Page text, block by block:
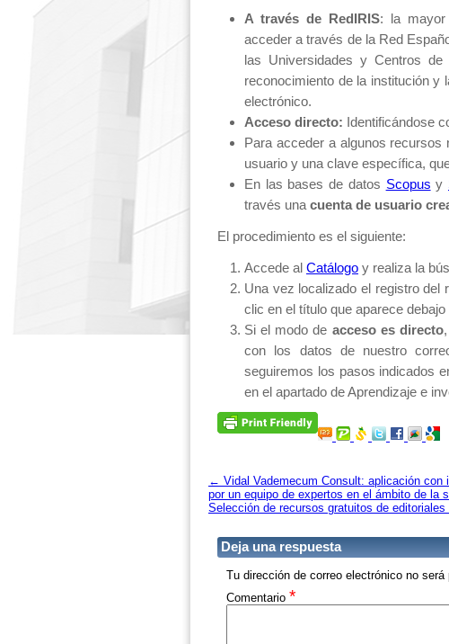
A través de RedIRIS: la mayor
acceder a través de la Red
las Universidades y Centros de
reconocimiento de la institución y
electrónico.
Acceso directo: Identificándose
Para acceder a algunos recursos
usuario y una clave específica,
En las bases de datos Scopus y
través una cuenta de usuario
El procedimiento es el siguiente:
Accede al Catálogo y realiza la
Una vez localizado el registro del
clic en el título que aparece
Si el modo de acceso es directo
con los datos de nuestro
seguiremos los pasos indicados
en el apartado de Aprendizaje e
← Vidal Vademecum Consult: aplicación
por un equipo de expertos en el ámbito de la
Selección de recursos gratuitos de
Deja una respuesta
Tu dirección de correo electrónico no será
Comentario *